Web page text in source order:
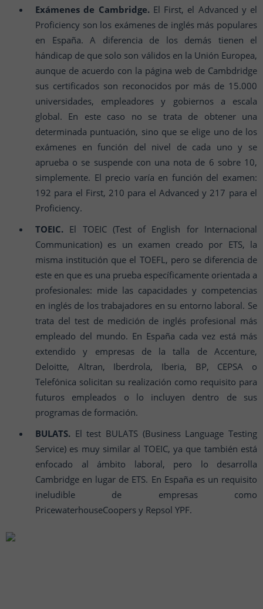
Exámenes de Cambridge.El First, el Advanced y el
Proficiency son los exámenes de inglés más populares
en España. A diferencia de los demás tienen el
hándicap de que solo son válidos en la Unión Europea,
aunque de acuerdo con la página web de Cambdridge
sus certificados son reconocidos por más de 15.000
universidades, empleadores y gobiernos a escala
global. En este caso no se trata de obtener una
determinada puntuación, sino que se elige uno de los
exámenes en función del nivel de cada uno y se
aprueba o se suspende con una nota de 6 sobre 10,
simplemente. El precio varía en función del examen:
192 para el First, 210 para el Advanced y 217 para el
Proficiency.
TOEIC. El TOEIC (Test of English for Internacional
Communication) es un examen creado por ETS, la
misma institución que el TOEFL, pero se diferencia de
este en que es una prueba específicamente orientada a
profesionales: mide las capacidades y competencias
en inglés de los trabajadores en su entorno laboral. Se
trata del test de medición de inglés profesional más
empleado del mundo. En España cada vez está más
extendido y empresas de la talla de Accenture,
Deloitte, Altran, Iberdrola, Iberia, BP, CEPSA o
Telefónica solicitan su realización como requisito para
futuros empleados o lo incluyen dentro de sus
programas de formación.
BULATS. El test BULATS (Business Language Testing
Service) es muy similar al TOEIC, ya que también está
enfocado al ámbito laboral, pero lo desarrolla
Cambridge en lugar de ETS. En España es un requisito
ineludible de empresas como
PricewaterhouseCoopers y Repsol YPF.